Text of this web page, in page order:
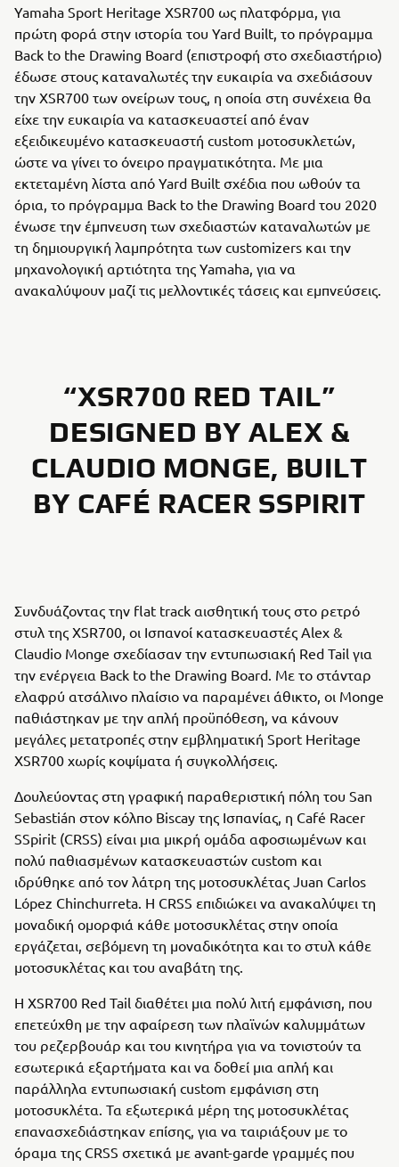
Yamaha Sport Heritage XSR700 ως πλατφόρμα, για
πρώτη φορά στην ιστορία του Yard Built, το πρόγραμμα
Back to the Drawing Board (επιστροφή στo σχεδιαστήριο)
έδωσε στους καταναλωτές την ευκαιρία να σχεδιάσουν
την XSR700 των ονείρων τους, η οποία στη συνέχεια θα
είχε την ευκαιρία να κατασκευαστεί από έναν
εξειδικευμένο κατασκευαστή custom μοτοσυκλετών,
ώστε να γίνει το όνειρο πραγματικότητα. Με μια
εκτεταμένη λίστα από Yard Built σχέδια που ωθούν τα
όρια, το πρόγραμμα Back to the Drawing Board του 2020
ένωσε την έμπνευση των σχεδιαστών καταναλωτών με
τη δημιουργική λαμπρότητα των customizers και την
μηχανολογική αρτιότητα της Yamaha, για να
ανακαλύψουν μαζί τις μελλοντικές τάσεις και εμπνεύσεις.
“XSR700 RED TAIL”
DESIGNED BY ALEX &
CLAUDIO MONGE, BUILT
BY CAFÉ RACER SSPIRIT
Συνδυάζοντας την flat track αισθητική τους στο ρετρό
στυλ της XSR700, οι Ισπανοί κατασκευαστές Alex &
Claudio Monge σχεδίασαν την εντυπωσιακή Red Tail για
την ενέργεια Back to the Drawing Board. Με το στάνταρ
ελαφρύ ατσάλινο πλαίσιο να παραμένει άθικτο, οι Monge
παθιάστηκαν με την απλή προϋπόθεση, να κάνουν
μεγάλες μετατροπές στην εμβληματική Sport Heritage
XSR700 χωρίς κοψίματα ή συγκολλήσεις.
Δουλεύοντας στη γραφική παραθεριστική πόλη του San
Sebastián στον κόλπο Biscay της Ισπανίας, η Café Racer
SSpirit (CRSS) είναι μια μικρή ομάδα αφοσιωμένων και
πολύ παθιασμένων κατασκευαστών custom και
ιδρύθηκε από τον λάτρη της μοτοσυκλέτας Juan Carlos
López Chinchurreta. Η CRSS επιδιώκει να ανακαλύψει τη
μοναδική ομορφιά κάθε μοτοσυκλέτας στην οποία
εργάζεται, σεβόμενη τη μοναδικότητα και το στυλ κάθε
μοτοσυκλέτας και του αναβάτη της.
Η XSR700 Red Tail διαθέτει μια πολύ λιτή εμφάνιση, που
επετεύχθη με την αφαίρεση των πλαϊνών καλυμμάτων
του ρεζερβουάρ και του κινητήρα για να τονιστούν τα
εσωτερικά εξαρτήματα και να δοθεί μια απλή και
παράλληλα εντυπωσιακή custom εμφάνιση στη
μοτοσυκλέτα. Τα εξωτερικά μέρη της μοτοσυκλέτας
επανασχεδιάστηκαν επίσης, για να ταιριάξουν με το
όραμα της CRSS σχετικά με avant-garde γραμμές που